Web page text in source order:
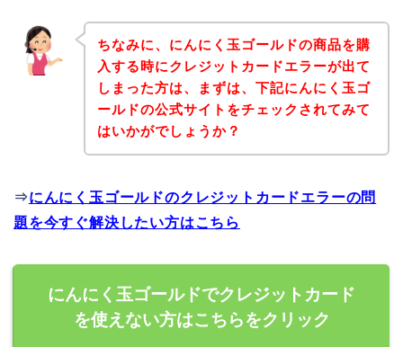
ちなみに、にんにく玉ゴールドの商品を購
入する時にクレジットカードエラーが出て
しまった方は、まずは、下記にんにく玉ゴ
ールドの公式サイトをチェックされてみて
はいかがでしょうか？
⇒にんにく玉ゴールドのクレジットカードエラーの問
題を今すぐ解決したい方はこちら
にんにく玉ゴールドでクレジットカード
を使えない方はこちらをクリック